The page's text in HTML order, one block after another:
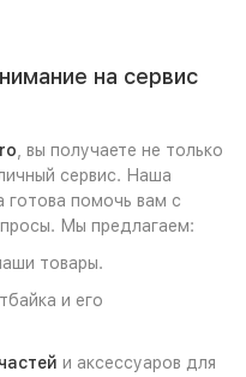
на сервис
, вы получаете не только
сервис. Наша
готова помочь вам с
Мы предлагаем:
товары.
и его
и аксессуаров для